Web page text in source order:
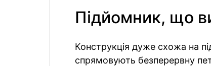
Підйомник, що
Конструкція дуже схожа на
спрямовують безперервну